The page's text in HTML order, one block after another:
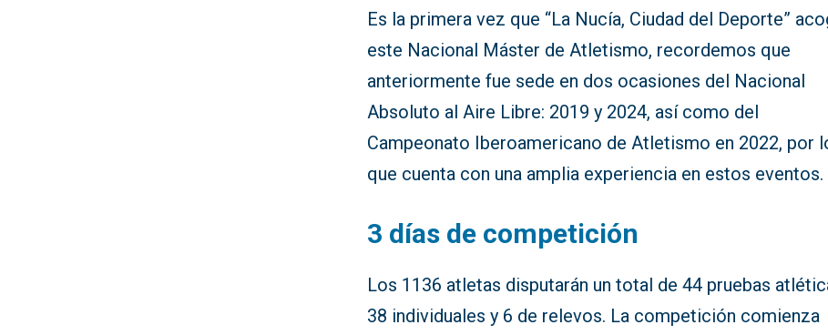
Es la primera vez que “La Nucía, Ciudad del Deporte”
este Nacional Máster de Atletismo, recordemos que
anteriormente fue sede en dos ocasiones del Nacional
Absoluto al Aire Libre: 2019 y 2024, así como del
Campeonato Iberoamericano de Atletismo en 2022, por
que cuenta con una amplia experiencia en estos eventos.
3 días de competición
Los 1136 atletas disputarán un total de 44 pruebas
38 individuales y 6 de relevos. La competición comienza